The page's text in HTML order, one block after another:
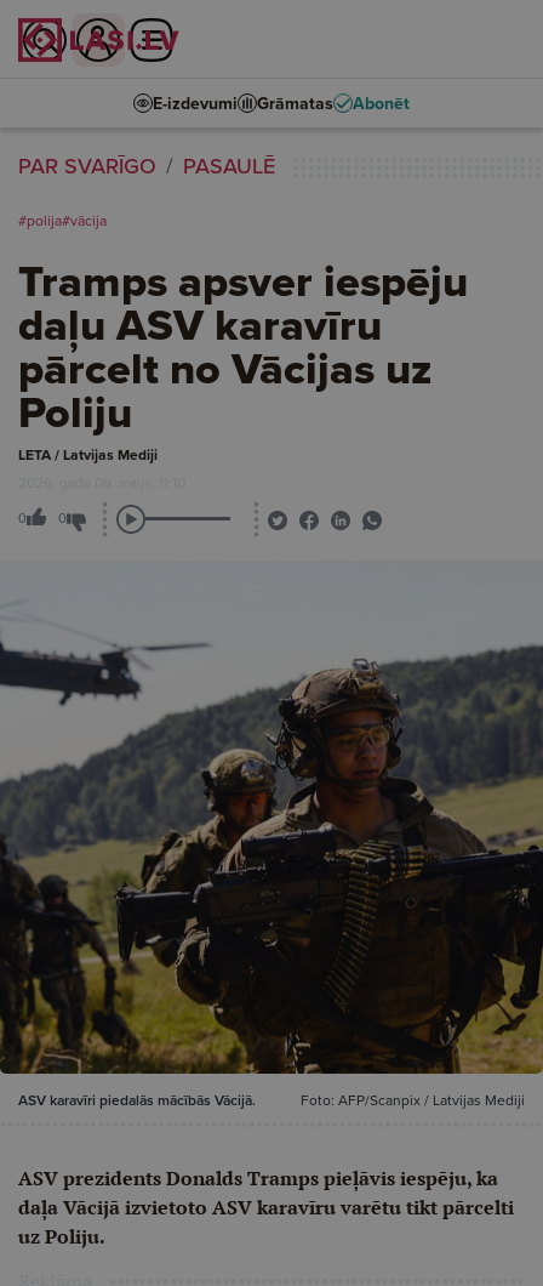
E-izdevumi Grāmatas Abonēt
PAR SVARĪGO PASAULĒ
#polija#vācija
Tramps apsver iespēju
daļu ASV karavīru
pārcelt no Vācijas uz
Poliju
LETA / Latvijas Mediji
2026. gada 09. maijs, 11:10
0 0
ASV karavīri piedalās mācībās Vācijā. Foto: AFP/Scanpix / Latvijas Mediji
ASV prezidents Donalds Tramps pieļāvis iespēju, ka
daļa Vācijā izvietoto ASV karavīru varētu tikt pārcelti
uz Poliju.